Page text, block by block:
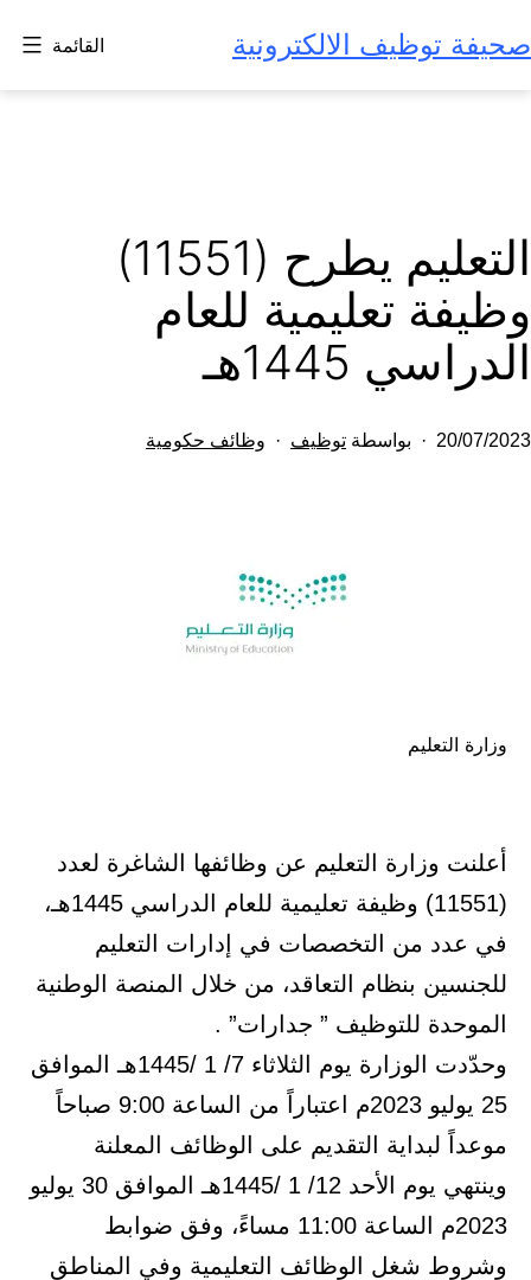
إلى
المحتوى
صحيفة توظيف الالكترونية القائمة
التعليم يطرح (11551)
وظيفة تعليمية للعام
الدراسي 1445هـ
تم
20/07/2023 بواسطة توظيف
مصنف
وظائف حكومية
وزارة التعليم
أعلنت وزارة التعليم عن وظائفها الشاغرة لعدد
(11551) وظيفة تعليمية للعام الدراسي 1445هـ،
في عدد من التخصصات في إدارات التعليم
للجنسين بنظام التعاقد، من خلال المنصة الوطنية
الموحدة للتوظيف ” جدارات” .
وحدّدت الوزارة يوم الثلاثاء 7/ 1 /1445هـ الموافق
25 يوليو 2023م اعتباراً من الساعة 9:00 صباحاً
موعداً لبداية التقديم على الوظائف المعلنة
وينتهي يوم الأحد 12/ 1 /1445هـ الموافق 30 يوليو
2023م الساعة 11:00 مساءً، وفق ضوابط
وشروط شغل الوظائف التعليمية وفي المناطق